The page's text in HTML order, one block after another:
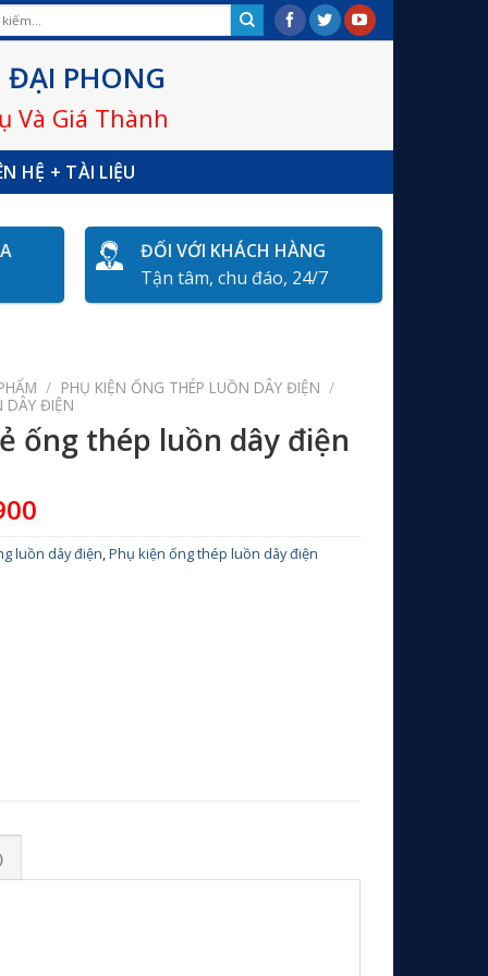
ĐẠI PHONG
Và Giá Thành
HỆ + TÀI LIỆU
ĐỐI VỚI KHÁCH HÀNG
Tận tâm, chu đáo, 24/7
/ PHỤ KIỆN ỐNG THÉP LUỒN DÂY ĐIỆN /
DÂY ĐIỆN
ống thép luồn dây điện
luồn dây điện,Phụ kiện ống thép luồn dây điện